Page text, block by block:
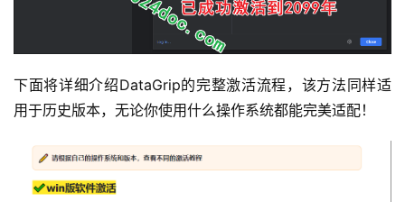
下面将详细介绍DataGrip的完整激活流程，该方法同样适
用于历史版本，无论你使用什么操作系统都能完美适配！